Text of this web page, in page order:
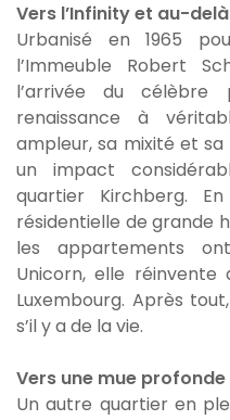
Vers l’Infinity et au-delà
Urbanisé en 1965
l’Immeuble Robert
l’arrivée du célèbre
renaissance à
ampleur, sa mixité et sa
un impact
quartier Kirchberg.
résidentielle de grande
les appartements
Unicorn, elle réinvente
Luxembourg. Après
s’il y a de la vie.
Vers une mue
Un autre quartier en